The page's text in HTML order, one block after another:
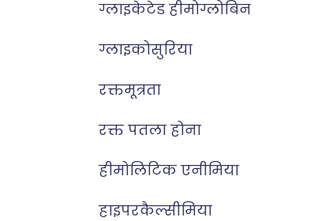
ग्लाइकेटेड हीमोग्लोबिन
ग्लाइकोसुरिया
रक्तमूत्रता
रक्त पतला होना
हीमोलिटिक एनीमिया
हाइपरकैल्सीमिया